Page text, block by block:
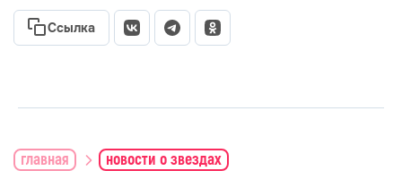
Ссылка
главная новости о звездах